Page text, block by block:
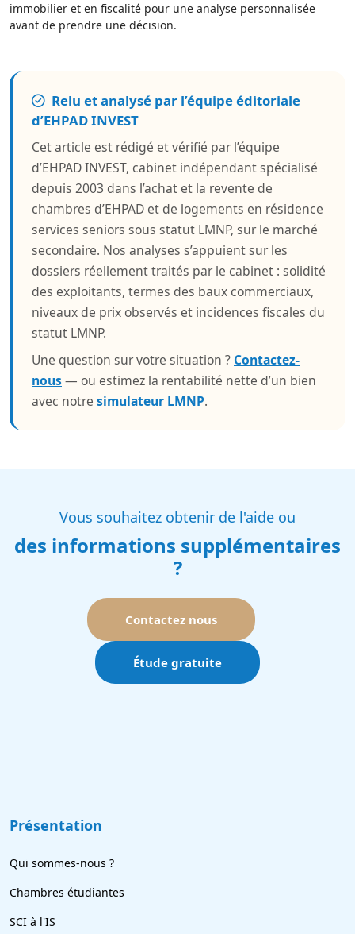
immobilier et en fiscalité pour une analyse personnalisée
avant de prendre une décision.
Relu et analysé par l’équipe éditoriale
d’EHPAD INVEST
Cet article est rédigé et vérifié par l’équipe
d’EHPAD INVEST, cabinet indépendant spécialisé
depuis 2003 dans l’achat et la revente de
chambres d’EHPAD et de logements en résidence
services seniors sous statut LMNP, sur le marché
secondaire. Nos analyses s’appuient sur les
dossiers réellement traités par le cabinet : solidité
des exploitants, termes des baux commerciaux,
niveaux de prix observés et incidences fiscales du
statut LMNP.
Une question sur votre situation ? Contactez-
nous— ou estimez la rentabilité nette d’un bien
avec notre simulateur LMNP.
Vous souhaitez obtenir de l'aide ou
des informations supplémentaires
?
Contactez nous
Étude gratuite
Présentation
Qui sommes-nous ?
Chambres étudiantes
SCI à l'IS